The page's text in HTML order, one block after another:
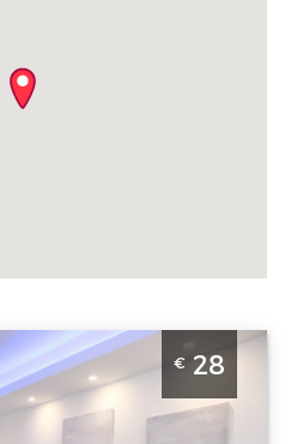
Novi Beograd.
za 2 osobe.
€ 28